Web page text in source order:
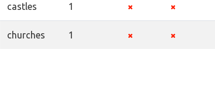
castles 1
churches 1